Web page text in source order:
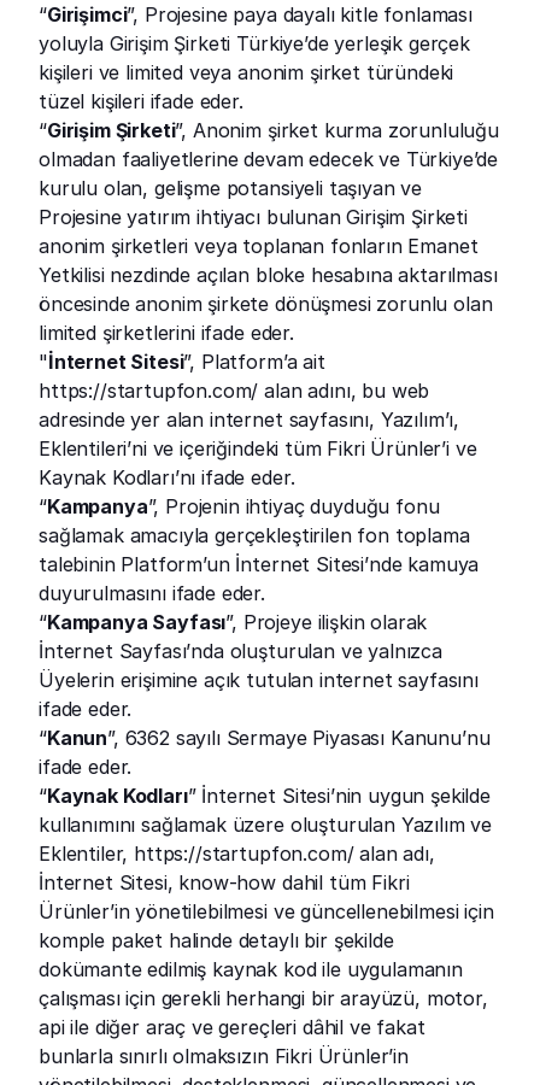
“Girişimci”, Projesine paya dayalı kitle fonlaması
yoluyla Girişim Şirketi Türkiye’de yerleşik gerçek
kişileri ve limited veya anonim şirket türündeki
tüzel kişileri ifade eder.
“Girişim Şirketi”, Anonim şirket kurma zorunluluğu
olmadan faaliyetlerine devam edecek ve Türkiye’de
kurulu olan, gelişme potansiyeli taşıyan ve
Projesine yatırım ihtiyacı bulunan Girişim Şirketi
anonim şirketleri veya toplanan fonların Emanet
Yetkilisi nezdinde açılan bloke hesabına aktarılması
öncesinde anonim şirkete dönüşmesi zorunlu olan
limited şirketlerini ifade eder.
"İnternet Sitesi”, Platform’a ait
https://startupfon.com/ alan adını, bu web
adresinde yer alan internet sayfasını, Yazılım’ı,
Eklentileri’ni ve içeriğindeki tüm Fikri Ürünler’i ve
Kaynak Kodları’nı ifade eder.
“Kampanya”, Projenin ihtiyaç duyduğu fonu
sağlamak amacıyla gerçekleştirilen fon toplama
talebinin Platform’un İnternet Sitesi’nde kamuya
duyurulmasını ifade eder.
“Kampanya Sayfası”, Projeye ilişkin olarak
İnternet Sayfası’nda oluşturulan ve yalnızca
Üyelerin erişimine açık tutulan internet sayfasını
ifade eder.
“Kanun”, 6362 sayılı Sermaye Piyasası Kanunu’nu
ifade eder.
“Kaynak Kodları” İnternet Sitesi’nin uygun şekilde
kullanımını sağlamak üzere oluşturulan Yazılım ve
Eklentiler, https://startupfon.com/ alan adı,
İnternet Sitesi, know-how dahil tüm Fikri
Ürünler’in yönetilebilmesi ve güncellenebilmesi için
komple paket halinde detaylı bir şekilde
dokümante edilmiş kaynak kod ile uygulamanın
çalışması için gerekli herhangi bir arayüzü, motor,
api ile diğer araç ve gereçleri dâhil ve fakat
bunlarla sınırlı olmaksızın Fikri Ürünler’in